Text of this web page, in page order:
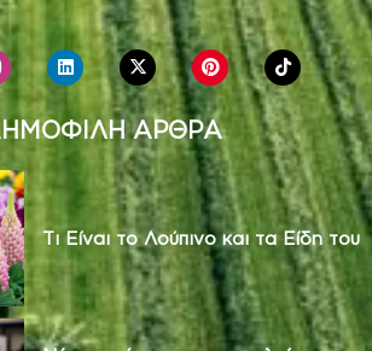
ΑΡΘΡΑ
Τι Είναι το Λούπινο και τα Είδη του